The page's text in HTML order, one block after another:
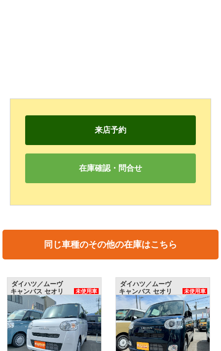
来店予約
在庫確認・問合せ
同じ車種のその他の在庫はこちら
ダイハツ／ムーヴ
キャンバス セオリ
ーX
未使用車
ダイハツ／ムーヴ
キャンバス セオリ
ーG
未使用車